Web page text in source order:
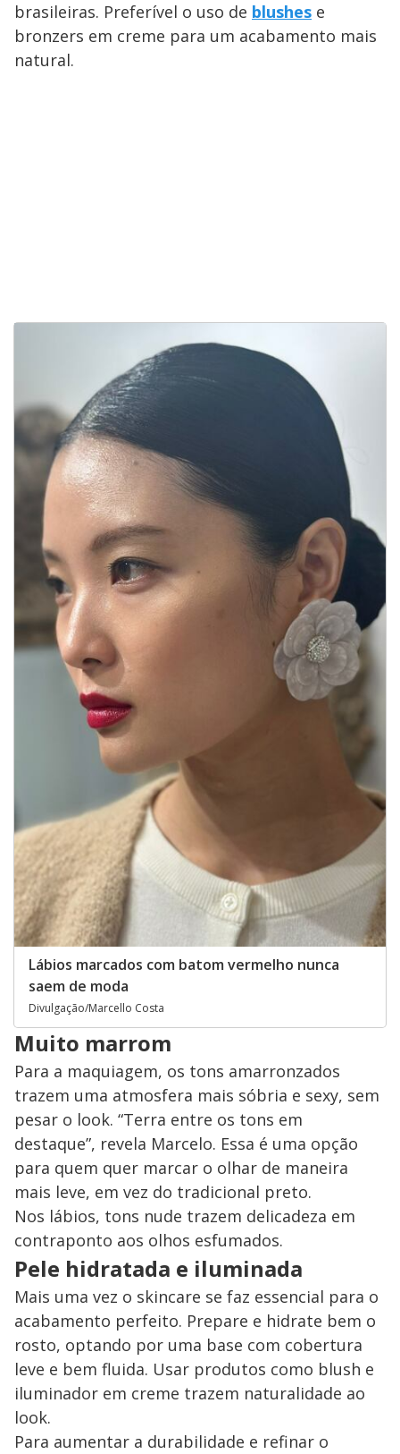
brasileiras. Preferível o uso de blushes e
bronzers em creme para um acabamento mais
natural.
Lábios marcados com batom vermelho nunca
saem de moda
Divulgação/Marcello Costa
Muito marrom
Para a maquiagem, os tons amarronzados
trazem uma atmosfera mais sóbria e sexy, sem
pesar o look. “Terra entre os tons em
destaque”, revela Marcelo. Essa é uma opção
para quem quer marcar o olhar de maneira
mais leve, em vez do tradicional preto.
Nos lábios, tons nude trazem delicadeza em
contraponto aos olhos esfumados.
Pele hidratada e iluminada
Mais uma vez o skincare se faz essencial para o
acabamento perfeito. Prepare e hidrate bem o
rosto, optando por uma base com cobertura
leve e bem fluida. Usar produtos como blush e
iluminador em creme trazem naturalidade ao
look.
Para aumentar a durabilidade e refinar o